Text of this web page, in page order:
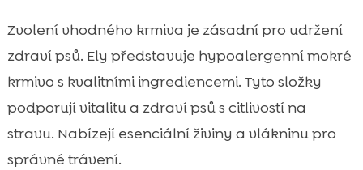
Zvolení vhodného krmiva je zásadní pro udržení
zdraví psů. Ely představuje hypoalergenní mokré
krmivo s kvalitními ingrediencemi. Tyto složky
podporují vitalitu a zdraví psů s citlivostí na
stravu. Nabízejí esenciální živiny a vlákninu pro
správné trávení.